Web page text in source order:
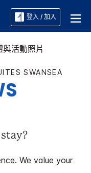
登入 / 加入
與活動照片
SWANSEA
We value your